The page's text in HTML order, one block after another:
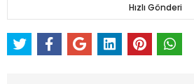
Hızlı Gönderi